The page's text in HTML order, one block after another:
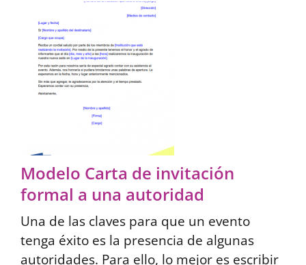
Modelo Carta de invitación
formal a una autoridad
Una de las claves para que un evento
tenga éxito es la presencia de algunas
autoridades. Para ello, lo mejor es escribir